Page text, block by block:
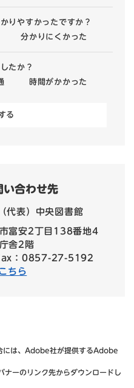
りやすかったですか？
分かりにくかった
たか？
時間がかかった
い合わせ先
（代表）中央図書館
富安2丁目138番地4
舎2階
：0857-27-5192
ちら
には、Adobe社が提供するAdobe
ーのリンク先からダウンロードし